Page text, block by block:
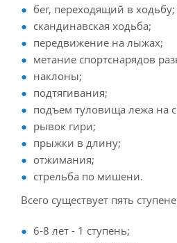
бег, переходящий в ходьбу;
скандинавская ходьба;
передвижение на лыжах;
метание спортснарядов
наклоны;
подтягивания;
подъем туловища лежа на
рывок гири;
прыжки в длину;
отжимания;
стрельба по мишени.
Всего существует пять
6-8 лет - 1 ступень;